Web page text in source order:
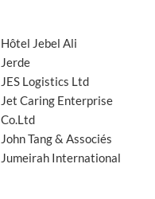
Hôtel Jebel Ali
Jerde
JES Logistics Ltd
Jet Caring Enterprise
Co.Ltd
John Tang & Associés
Jumeirah International